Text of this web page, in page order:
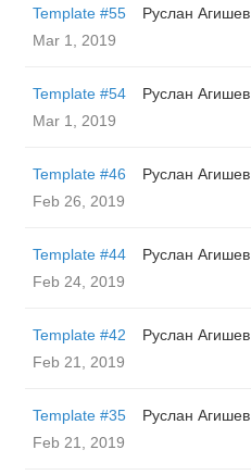
Template #55
Руслан Агишев
Mar 1, 2019
Template #54
Руслан Агишев
Mar 1, 2019
Template #46
Руслан Агишев
Feb 26, 2019
Template #44
Руслан Агишев
Feb 24, 2019
Template #42
Руслан Агишев
Feb 21, 2019
Template #35
Руслан Агишев
Feb 21, 2019